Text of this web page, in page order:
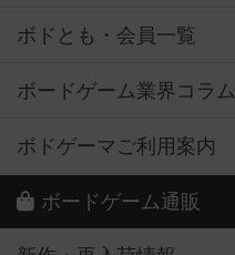
ボドとも・会員一覧
ボードゲーム業界コラム
ボドゲーマご利用案内
ボードゲーム通販